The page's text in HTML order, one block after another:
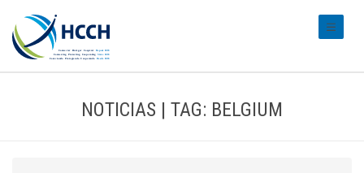
NOTICIAS | TAG: BELGIUM